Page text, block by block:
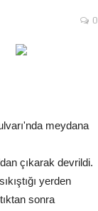
0
meydana
çıkarak devrildi.
yerden
sonra